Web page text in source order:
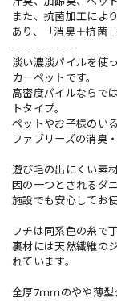
また、抗菌加工によ
あり、「消臭＋抗菌
------------------
淡い濃淡パイルを使
カーペットです。
高密度パイルならで
トタイプ。
ペットやお子様のい
ファブリーズの消臭
遊び毛の出にくい素
因の一つとされるダ
施設でも安心してお
フチは同系色の糸で
裏材には天然繊維の
れています。
全厚7ｍｍのやや薄型